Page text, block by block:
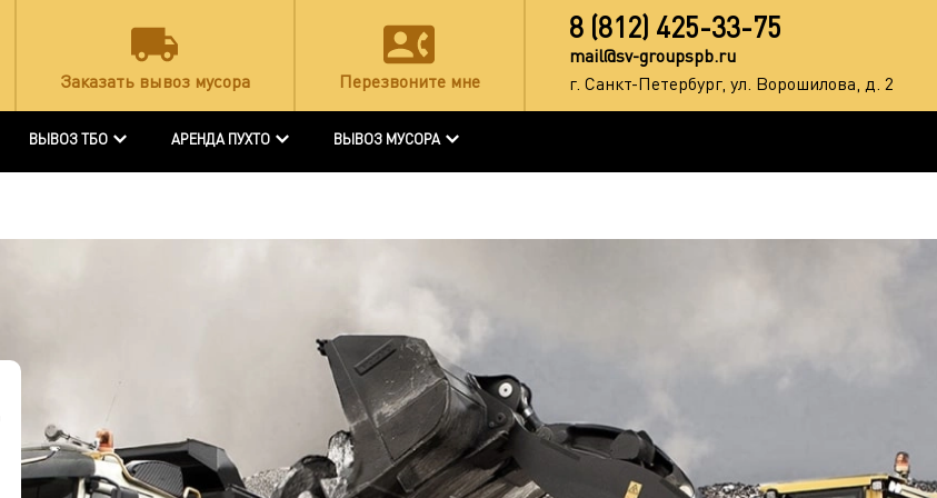
Заказать вывоз мусора Перезвоните мне
8 (812) 425-33-75
mail@sv-groupspb.ru
г. Санкт-Петербург, ул. Ворошилова, д. 2
ВЫВОЗ ТБО АРЕНДА ПУХТО ВЫВОЗ МУСОРА